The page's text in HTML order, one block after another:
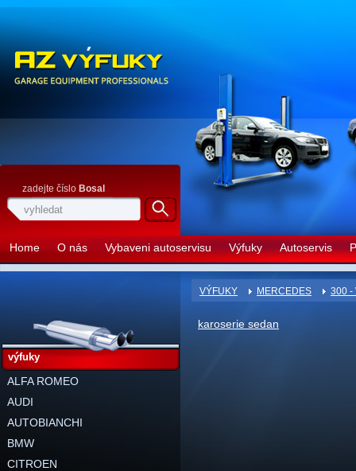
Home O nás Vybaveni autoservisu Výfuky Autoservis
zadejte číslo Bosal
VÝFUKY MERCEDES 300 -
karoserie sedan
výfuky
ALFA ROMEO
AUDI
AUTOBIANCHI
BMW
CITROEN